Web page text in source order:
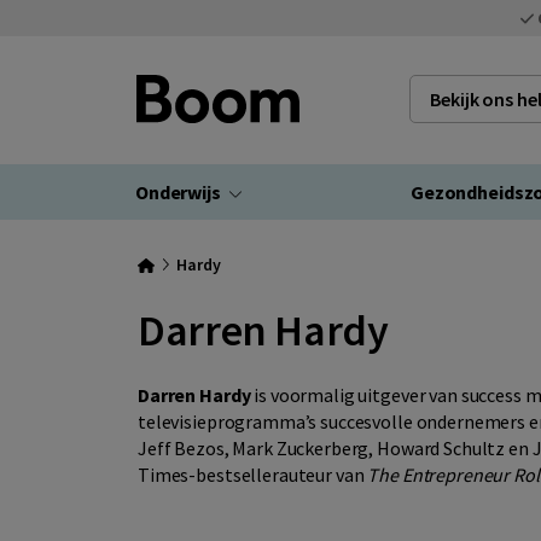
Bekijk ons
Onderwijs
Hardy
Darren Hardy
Darren Hardyis voormalig uitgever van success
televisieprogramma’s succesvolle ondernemers
Jeff Bezos, Mark Zuckerberg, Howard Schultz en
Times-bestsellerauteur van The Entrepreneur